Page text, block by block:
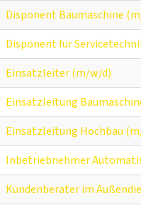
Disponent Baumaschine
Disponent für
Einsatzleiter (m/w/d)
Einsatzleitung
Einsatzleitung Hochbau
Inbetriebnehmer
Kundenberater im